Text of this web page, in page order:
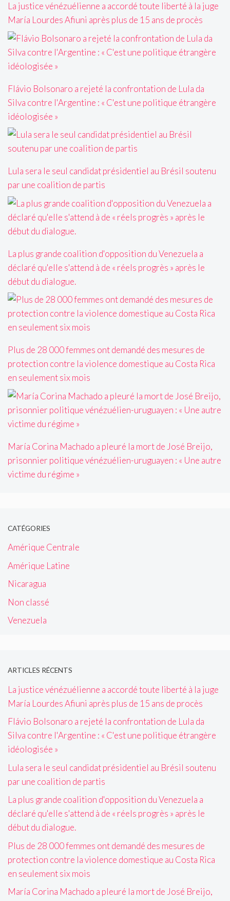
La justice vénézuélienne a accordé toute liberté à la juge
María Lourdes Afiuni après plus de 15 ans de procès
Flávio Bolsonaro a rejeté la confrontation de Lula da
Silva contre l'Argentine : « C'est une politique étrangère
idéologisée »
Lula sera le seul candidat présidentiel au Brésil soutenu
par une coalition de partis
La plus grande coalition d'opposition du Venezuela a
déclaré qu'elle s'attend à de « réels progrès » après le
début du dialogue.
Plus de 28 000 femmes ont demandé des mesures de
protection contre la violence domestique au Costa Rica
en seulement six mois
María Corina Machado a pleuré la mort de José Breijo,
prisonnier politique vénézuélien-uruguayen : « Une autre
victime du régime »
CATÉGORIES
Amérique Centrale
Amérique Latine
Nicaragua
Non classé
Venezuela
ARTICLES RÉCENTS
La justice vénézuélienne a accordé toute liberté à la juge
María Lourdes Afiuni après plus de 15 ans de procès
Flávio Bolsonaro a rejeté la confrontation de Lula da
Silva contre l'Argentine : « C'est une politique étrangère
idéologisée »
Lula sera le seul candidat présidentiel au Brésil soutenu
par une coalition de partis
La plus grande coalition d'opposition du Venezuela a
déclaré qu'elle s'attend à de « réels progrès » après le
début du dialogue.
Plus de 28 000 femmes ont demandé des mesures de
protection contre la violence domestique au Costa Rica
en seulement six mois
María Corina Machado a pleuré la mort de José Breijo,